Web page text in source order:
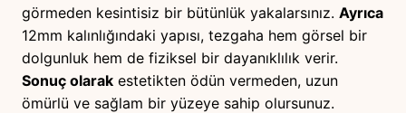
görmeden kesintisiz bir bütünlük yakalarsınız. Ayrıca
12mm kalınlığındaki yapısı, tezgaha hem görsel bir
dolgunluk hem de fiziksel bir dayanıklılık verir.
Sonuç olarak estetikten ödün vermeden, uzun
ömürlü ve sağlam bir yüzeye sahip olursunuz.